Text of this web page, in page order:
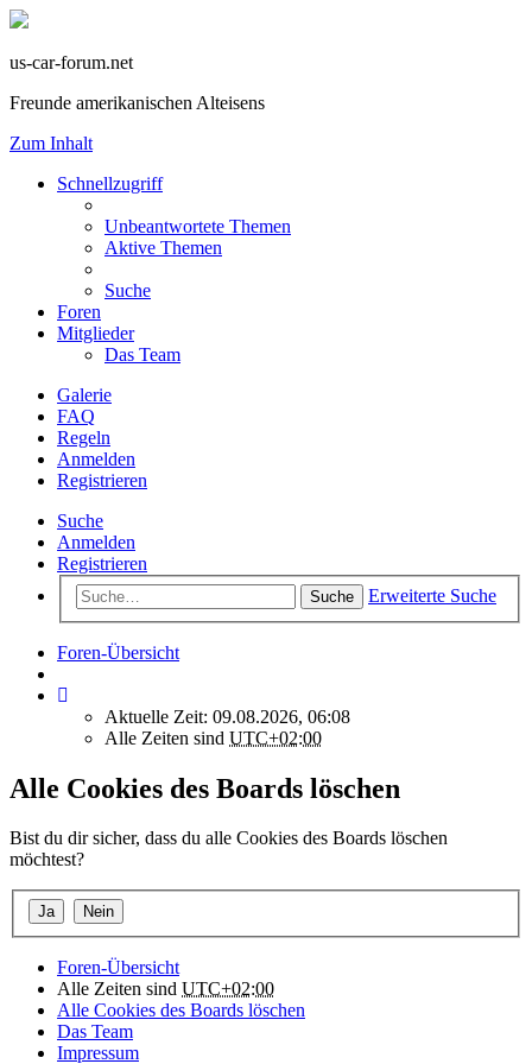
us-car-forum.net
Freunde amerikanischen Alteisens
Zum Inhalt
Schnellzugriff
Unbeantwortete Themen
Aktive Themen
Suche
Foren
Mitglieder
Das Team
Galerie
FAQ
Regeln
Anmelden
Registrieren
Suche
Anmelden
Registrieren
Suche Erweiterte Suche
Foren-Übersicht
Aktuelle Zeit: 09.08.2026, 06:08
Alle Zeiten sind UTC+02:00
Alle Cookies des Boards löschen
Bist du dir sicher, dass du alle Cookies des Boards löschen
möchtest?
Foren-Übersicht
Alle Zeiten sind UTC+02:00
Alle Cookies des Boards löschen
Das Team
Impressum